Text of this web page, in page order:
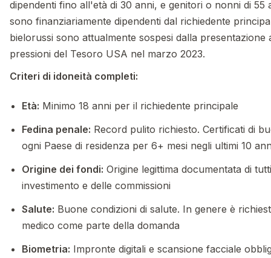
dipendenti fino all'età di 30 anni, e genitori o nonni di 55
sono finanziariamente dipendenti dal richiedente
bielorussi sono attualmente sospesi dalla presentazione
pressioni del Tesoro USA nel marzo 2023.
Criteri di idoneità completi:
Età: Minimo 18 anni per il richiedente principale
Fedina penale: Record pulito richiesto. Certificati di
ogni Paese di residenza per 6+ mesi negli ultimi 10
Origine dei fondi: Origine legittima documentata di
investimento e delle commissioni
Salute: Buone condizioni di salute. In genere è
medico come parte della domanda
Biometria: Impronte digitali e scansione facciale